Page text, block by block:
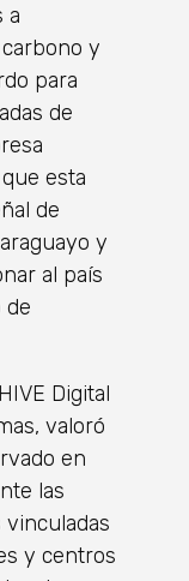
a
y
para
de
esta
de
y
al país
de
Digital
valoró
en
las
vinculadas
y centros